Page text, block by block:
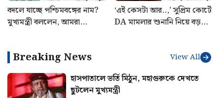
বদলে যাচ্ছে পশ্চিমবঙ্গের নাম?
মুখ্যমন্ত্রী বললেন, আমরা
‘এই কেসটা আর..,’ সুপ্রিম কোর্টে
DA মামলার শুনানি নিয়ে বড়
Breaking News View All
হাসপাতালে ভর্তি মিঠুন, মহাগুরুকে দেখতে
ছুটলেন মুখ্যমন্ত্রী